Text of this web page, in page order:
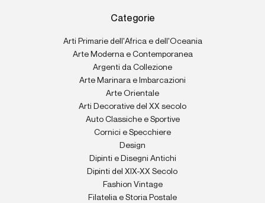
Categorie
Arti Primarie dell'Africa e dell'Oceania
Arte Moderna e Contemporanea
Argenti da Collezione
Arte Marinara e Imbarcazioni
Arte Orientale
Arti Decorative del XX secolo
Auto Classiche e Sportive
Cornici e Specchiere
Design
Dipinti e Disegni Antichi
Dipinti del XIX-XX Secolo
Fashion Vintage
Filatelia e Storia Postale